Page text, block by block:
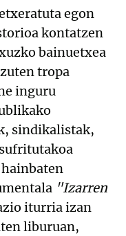
egon
kontatzen
bainuetxea
tropa
inguru
sindikalistak,
"Izarren
iturria izan
liburuan,